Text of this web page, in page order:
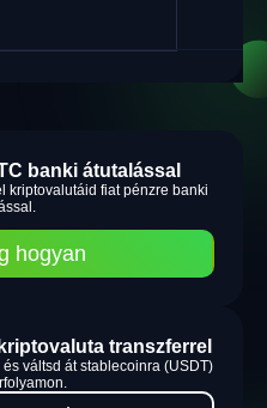
banki átutalással
kriptovalutáid fiat pénzre banki
hogyan
transzferrel
váltsd át stablecoinra (USDT)